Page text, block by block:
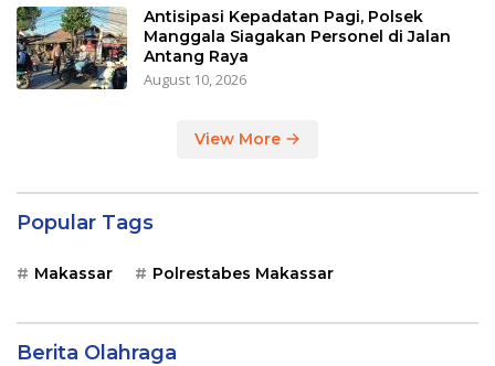
Antisipasi Kepadatan Pagi, Polsek
Manggala Siagakan Personel di Jalan
Antang Raya
August 10, 2026
View More
Popular Tags
Makassar Polrestabes Makassar
Berita Olahraga